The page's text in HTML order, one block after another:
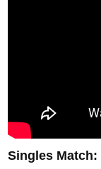
Singles Match: